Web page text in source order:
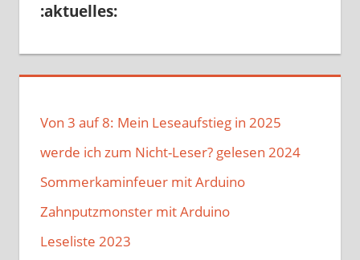
:aktuelles:
Von 3 auf 8: Mein Leseaufstieg in 2025
werde ich zum Nicht-Leser? gelesen 2024
Sommerkaminfeuer mit Arduino
Zahnputzmonster mit Arduino
Leseliste 2023